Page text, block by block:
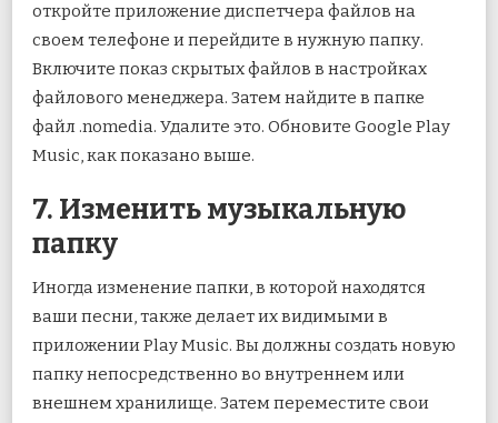
откройте приложение диспетчера файлов на
своем телефоне и перейдите в нужную папку.
Включите показ скрытых файлов в настройках
файлового менеджера. Затем найдите в папке
файл .nomedia. Удалите это. Обновите Google Play
Music, как показано выше.
7. Изменить музыкальную
папку
Иногда изменение папки, в которой находятся
ваши песни, также делает их видимыми в
приложении Play Music. Вы должны создать новую
папку непосредственно во внутреннем или
внешнем хранилище. Затем переместите свои